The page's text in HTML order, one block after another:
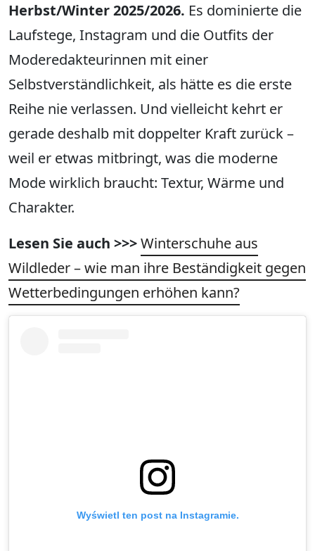
Herbst/Winter 2025/2026. Es dominierte die
Laufstege, Instagram und die Outfits der
Moderedakteurinnen mit einer
Selbstverständlichkeit, als hätte es die erste
Reihe nie verlassen. Und vielleicht kehrt er
gerade deshalb mit doppelter Kraft zurück –
weil er etwas mitbringt, was die moderne
Mode wirklich braucht: Textur, Wärme und
Charakter.
Lesen Sie auch >>>Winterschuhe aus
Wildleder – wie man ihre Beständigkeit gegen
Wetterbedingungen erhöhen kann?
Wyświetl ten post na Instagramie.